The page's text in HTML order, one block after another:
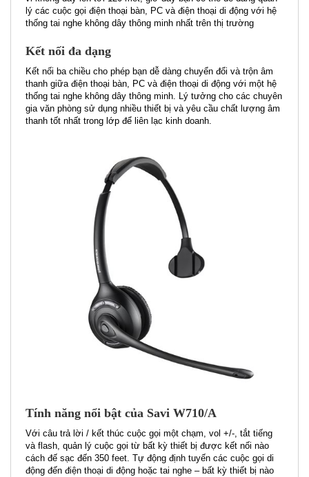
lý các cuộc gọi điện thoại bàn, PC và điện thoại di động với hệ
thống tai nghe không dây thông minh nhất trên thị trường
Kết nối đa dạng
Kết nối ba chiều cho phép bạn dễ dàng chuyển đổi và trộn âm
thanh giữa điện thoại bàn, PC và điện thoại di động với một hệ
thống tai nghe không dây thông minh. Lý tưởng cho các chuyên
gia văn phòng sử dụng nhiều thiết bị và yêu cầu chất lượng âm
thanh tốt nhất trong lớp để liên lạc kinh doanh.
Tính năng nổi bật của Savi W710/A
Với câu trả lời / kết thúc cuộc gọi một chạm, vol +/-, tắt tiếng
và flash, quản lý cuộc gọi từ bất kỳ thiết bị được kết nối nào
cách đế sạc đến 350 feet. Tự động định tuyến các cuộc gọi di
động đến điện thoại di động hoặc tai nghe – bất kỳ thiết bị nào